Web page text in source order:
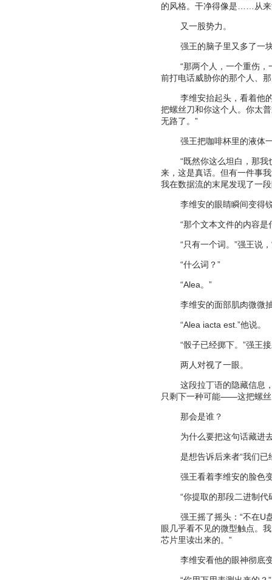
的风格。干净得像是
从
又一股势力。
强王的脑子里又多了一
“那两个人，一个重伤，
前打电话威胁你的那个人、
李维安抬起头，看着他
把螺丝刀和你这个人。你太
无路了。 ”
强王把咖啡杯里的液体
“既然你这么坦白，那我
来，这是真话。但有一件事
我在数据流的末尾发现了一
李维安的眼睛瞬间变得
“那个文本文件的内容是
“只有一个词。 ”强王说，
“什么词？”
“Alea。 ”
李维安的面部肌肉微微
“Alea iacta est.”他说。
“骰子已经掷下。 ”强王
两人对视了一眼。
这段拉丁语的隐藏信息
只剩下一种可能——这把螺
那会是谁？
为什么要把这句话藏进
是想告诉后来者“我们已
强王看着李维安的脸色
“你提取的那段二进制代
强王摇了摇头： “不在U
眼几乎看不见的微型触点。
芯片里读出来的。 ”
李维安看他的眼神彻底